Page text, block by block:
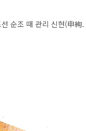
순조 때 관리 신현(申絢.